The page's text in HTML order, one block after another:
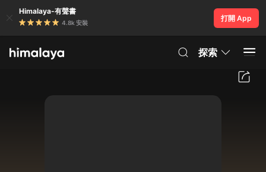
Himalaya-有聲書
4.8k 安裝
打開 App
探索